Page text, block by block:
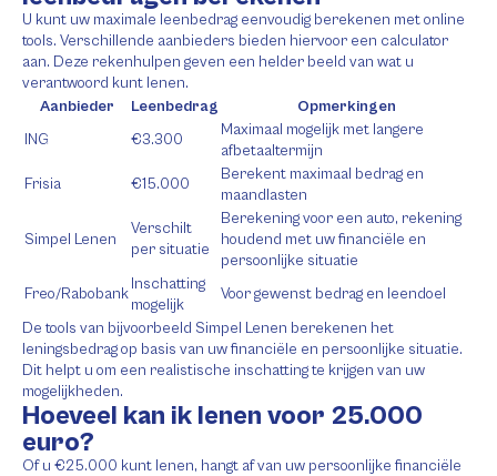
U kunt uw maximale leenbedrag eenvoudig berekenen met online
tools. Verschillende aanbieders bieden hiervoor een calculator
aan. Deze rekenhulpen geven een helder beeld van wat u
verantwoord kunt lenen.
Aanbieder
Leenbedrag
Opmerkingen
ING
€3.300
Maximaal mogelijk met langere
afbetaaltermijn
Frisia
€15.000
Berekent maximaal bedrag en
maandlasten
Simpel Lenen
Verschilt
per situatie
Berekening voor een auto, rekening
houdend met uw financiële en
persoonlijke situatie
Freo/Rabobank
Inschatting
mogelijk
Voor gewenst bedrag en leendoel
De tools van bijvoorbeeld Simpel Lenen berekenen het
leningsbedrag op basis van uw financiële en persoonlijke situatie.
Dit helpt u om een realistische inschatting te krijgen van uw
mogelijkheden.
Hoeveel kan ik lenen voor 25.000
euro?
Of u €25.000 kunt lenen, hangt af van uw persoonlijke financiële